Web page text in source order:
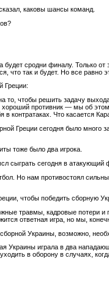
каковы шансы команд.
будет сродни финалу. Только
так и будет. Но все равно
Греции:
то, чтобы решить задачу
хороший противник — мы об
контратаках. Что касается
Греции сегодня было много
тоже было два игрока.
сыграть сегодня в атакующий
Но нам противостоял
чтобы победить сборную
травмы, кадровые потери
ответная игра, но мы,
Украины, возможно,
Украины играла в два
в оборону в случаях,